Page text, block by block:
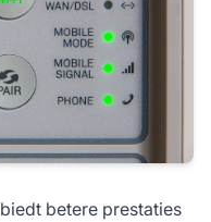
betere prestaties